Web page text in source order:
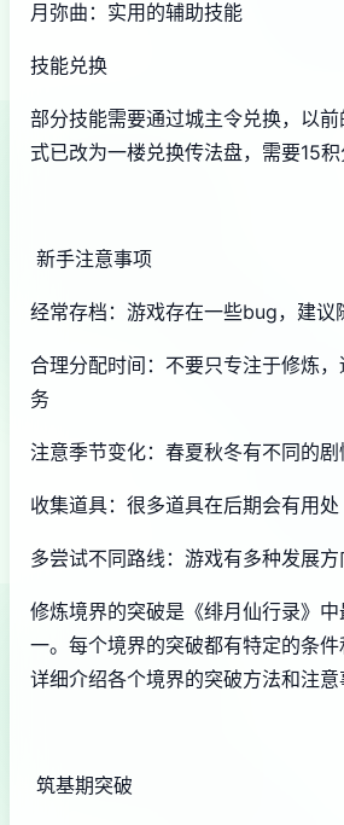
月弥曲：实用的辅助技能
技能兑换
部分技能需要通过城主令兑换，以
式已改为一楼兑换传法盘，需要15积
新手注意事项
经常存档：游戏存在一些bug，建议
合理分配时间：不要只专注于修炼
务
注意季节变化：春夏秋冬有不同的
收集道具：很多道具在后期会有用处
多尝试不同路线：游戏有多种发展方
修炼境界的突破是《绯月仙行录》
一。每个境界的突破都有特定的条
详细介绍各个境界的突破方法和注意
筑基期突破